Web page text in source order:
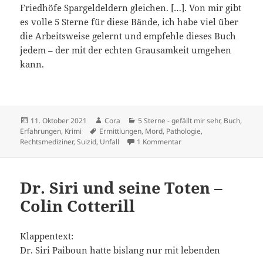
Friedhöfe Spargeldeldern gleichen. […]. Von mir gibt
es volle 5 Sterne für diese Bände, ich habe viel über
die Arbeitsweise gelernt und empfehle dieses Buch
jedem – der mit der echten Grausamkeit umgehen
kann.
Veröffentlicht
am
11. Oktober 2021 Autor
Cora Kategorien
5 Sterne - gefällt mir sehr, Buch,
Erfahrungen, Krimi Schlagwörter
Ermittlungen, Mord, Pathologie,
Rechtsmediziner,Suizid, Unfall 1 Kommentarzu Dem Tod auf der
Dr. Siri und seine Toten –
Colin Cotterill
Klappentext:
Dr. Siri Paiboun hatte bislang nur mit lebenden